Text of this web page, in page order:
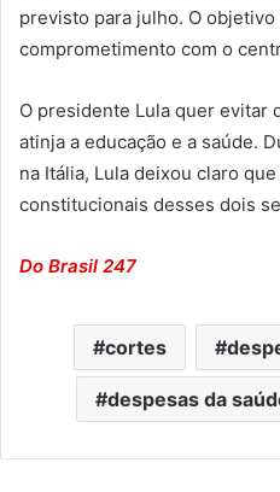
previsto para julho. O
comprometimento com o
O presidente Lula quer evitar
atinja a educação e a saúde.
na Itália, Lula deixou claro
constitucionais desses dois
Do Brasil 247
cortes
despesas da